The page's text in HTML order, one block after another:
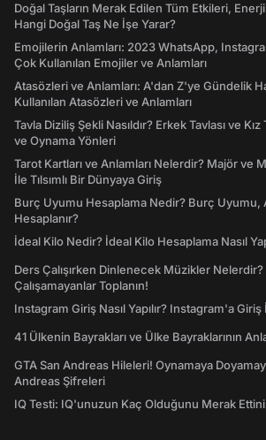
Doğal Taşların Merak Edilen Tüm Etkileri,
Hangi Doğal Taş Ne İşe Yarar?
Emojilerin Anlamları: 2023 WhatsApp,
Çok Kullanılan Emojiler ve Anlamları
Atasözleri ve Anlamları: A'dan Z'ye Gündelik
Kullanılan Atasözleri ve Anlamları
Tavla Diziliş Şekli Nasıldır? Erkek Tavlası ve
ve Oynama Yönleri
Tarot Kartları ve Anlamları Nelerdir? Majör ve
İle Tılsımlı Bir Dünyaya Giriş
Burç Uyumu Hesaplama Nedir? Burç Uyumu,
Hesaplanır?
İdeal Kilo Nedir? İdeal Kilo Hesaplama Nasıl
Ders Çalışırken Dinlenecek Müzikler
Çalışamayanlar Toplanın!
Instagram Giriş Nasıl Yapılır? Instagram'a
41 Ülkenin Bayrakları ve Ülke Bayraklarının
GTA San Andreas Hileleri! Oynamaya
Andreas Şifreleri
IQ Testi: IQ'unuzun Kaç Olduğunu Merak